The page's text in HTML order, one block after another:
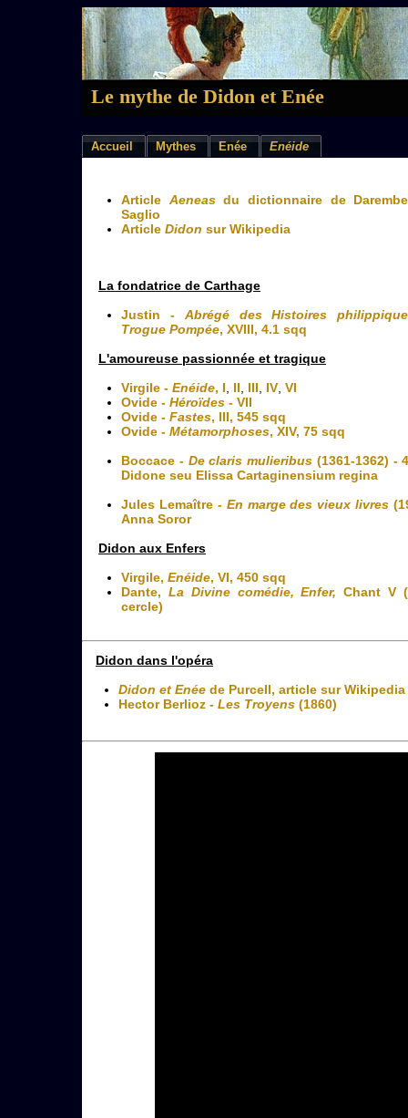
Le mythe de Didon et Enée
Accueil Mythes Enée Enéide
Article Aeneasdu dictionnaire de
Saglio
Article Didon sur Wikipedia
La fondatrice de Carthage
Justin - Abrégé des Histoires
Trogue Pompée, XVIII, 4.1 sqq
L'amoureuse passionnée et tragique
Virgile - Enéide, I II III IV VI
Ovide - Héroïdes - VII
Ovide - Fastes, III, 545 sqq
Ovide - Métamorphoses, XIV, 75 sqq
Boccace - De claris mulieribus (1361-1362) -
Didone seu Elissa Cartaginensium regina
Jules Lemaître - En marge des vieux livres
Anna Soror
Didon aux Enfers
Virgile, Enéide, VI, 450 sqq
Dante, La Divine comédie, Enfer, Chant V
cercle)
Didon dans l'opéra
Didon et Enée de Purcell, article sur Wikipedia
Hector Berlioz - Les Troyens (1860)